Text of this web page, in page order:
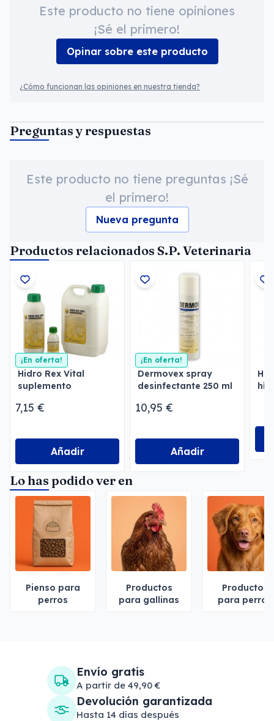
Este producto no tiene opiniones
¡Sé el primero!
Opinar sobre este producto
¿Cómo funcionan las opiniones en nuestra tienda?
Preguntas y respuestas
Este producto no tiene preguntas ¡Sé
el primero!
Nueva pregunta
Productos relacionados S.P. Veterinaria
¡En oferta!
Hidro Rex Vital
suplemento
para animales
7,15 €
Añadir
¡En oferta!
Dermovex spray
desinfectante 250 ml
10,95 €
Añadir
Lo has podido ver en
Pienso para
perros
Productos
para gallinas
Productos
para perros
Envío gratis
A partir de 49,90 €
Devolución garantizada
Hasta 14 días después